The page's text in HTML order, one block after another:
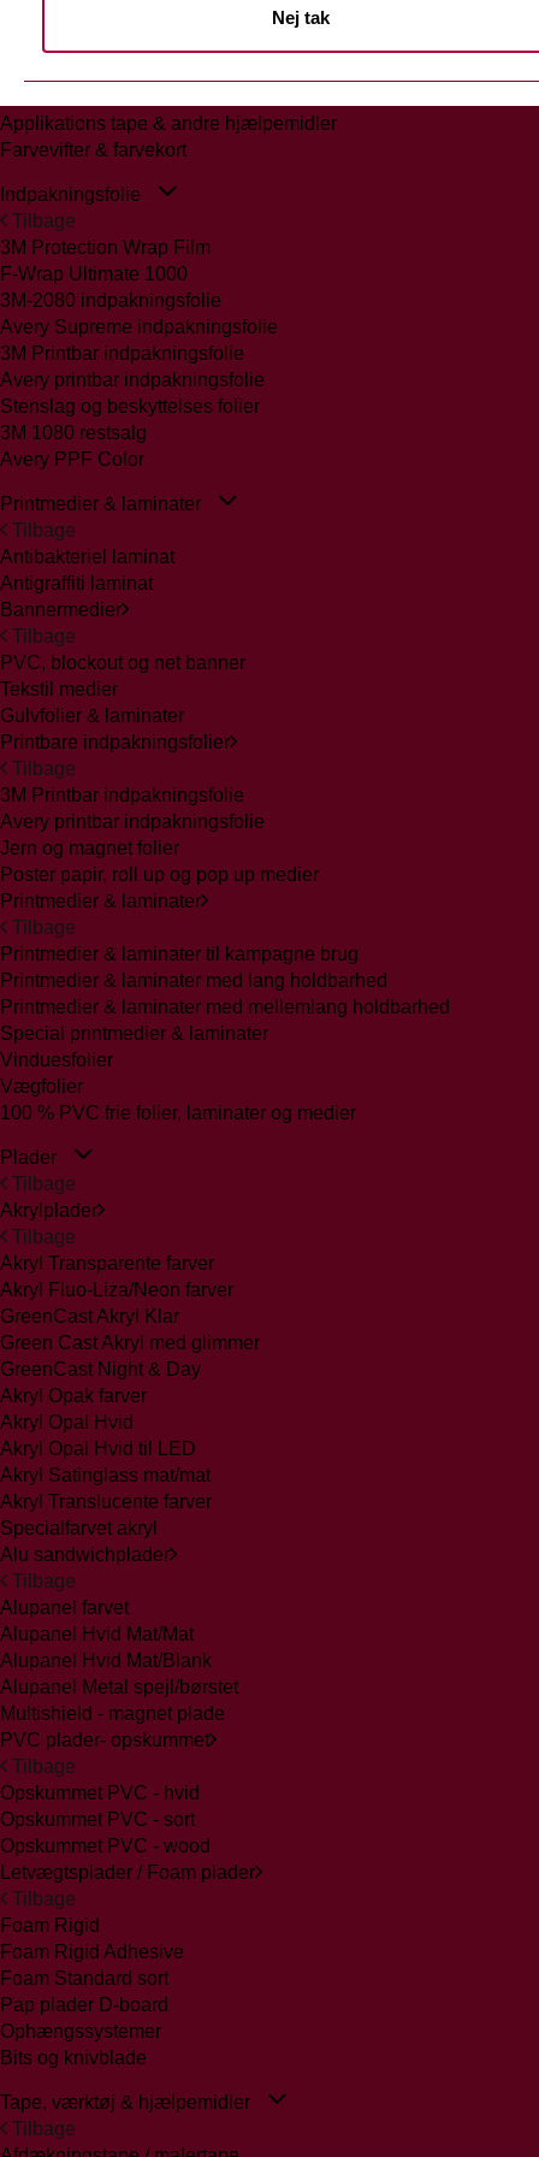
Nej tak
Glasmattering Ritrama/Fedrigoni
Applikations tape & andre hjælpemidler
Farvevifter & farvekort
Indpakningsfolie
Tilbage
3M Protection Wrap Film
F-Wrap Ultimate 1000
3M-2080 indpakningsfolie
Avery Supreme indpakningsfolie
3M Printbar indpakningsfolie
Avery printbar indpakningsfolie
Stenslag og beskyttelses folier
3M 1080 restsalg
Avery PPF Color
Printmedier & laminater
Tilbage
Antibakteriel laminat
Antigraffiti laminat
Bannermedier
Tilbage
PVC, blockout og net banner
Tekstil medier
Gulvfolier & laminater
Printbare indpakningsfolier
Tilbage
3M Printbar indpakningsfolie
Avery printbar indpakningsfolie
Jern og magnet folier
Poster papir, roll up og pop up medier
Printmedier & laminater
Tilbage
Printmedier & laminater til kampagne brug
Printmedier & laminater med lang holdbarhed
Printmedier & laminater med mellemlang holdbarhed
Special printmedier & laminater
Vinduesfolier
Vægfolier
100 % PVC frie folier, laminater og medier
Plader
Tilbage
Akrylplader
Tilbage
Akryl Transparente farver
Akryl Fluo-Liza/Neon farver
GreenCast Akryl Klar
Green Cast Akryl med glimmer
GreenCast Night & Day
Akryl Opak farver
Akryl Opal Hvid
Akryl Opal Hvid til LED
Akryl Satinglass mat/mat
Akryl Translucente farver
Specialfarvet akryl
Alu sandwichplader
Tilbage
Alupanel farvet
Alupanel Hvid Mat/Mat
Alupanel Hvid Mat/Blank
Alupanel Metal spejl/børstet
Multishield - magnet plade
PVC plader- opskummet
Tilbage
Opskummet PVC - hvid
Opskummet PVC - sort
Opskummet PVC - wood
Letvægtsplader / Foam plader
Tilbage
Foam Rigid
Foam Rigid Adhesive
Foam Standard sort
Pap plader D-board
Ophængssystemer
Bits og knivblade
Tape, værktøj & hjælpemidler
Tilbage